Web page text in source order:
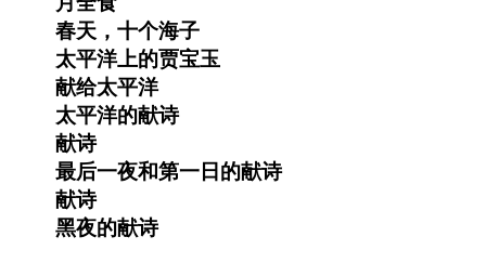
春天，十个海子
太平洋上的贾宝玉
献给太平洋
太平洋的献诗
献诗
最后一夜和第一日的献诗
献诗
黑夜的献诗